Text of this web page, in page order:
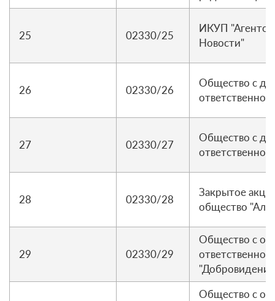
25 02330/25
ИКУП
Новости"
26 02330/26
Общество с
27 02330/27
Общество с
28 02330/28
Закрытое
общество
29 02330/29
Общество с
Общество с